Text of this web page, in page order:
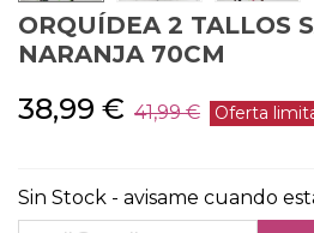
ORQUÍDEA 2 TALLOS
NARANJA 70CM
38,99 € 41,99 € Oferta
Sin Stock - avisame cuando